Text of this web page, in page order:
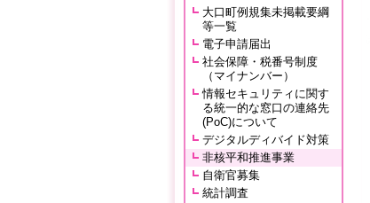
大口町例規集未掲載要綱
等一覧
電子申請届出
社会保障・税番号制度
（マイナンバー）
情報セキュリティに関す
る統一的な窓口の連絡先
(PoC)について
デジタルディバイド対策
非核平和推進事業
自衛官募集
統計調査